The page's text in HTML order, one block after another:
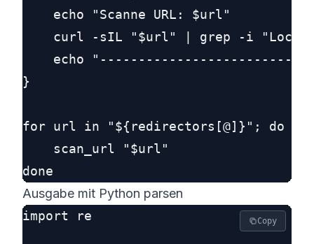
    echo "Scanne URL: $url"
curl -sIL "$url" | grep -i
echo
}
for url in "${redirectors[@]}"; do
    scan_url "$url"
Ausgabe mit Python parsen
import re
Copy